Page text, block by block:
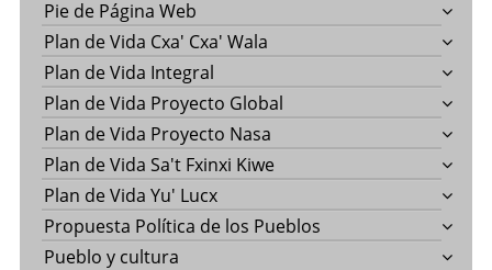
Pie de Página Web
Plan de Vida Cxa' Cxa' Wala
Plan de Vida Integral
Plan de Vida Proyecto Global
Plan de Vida Proyecto Nasa
Plan de Vida Sa't Fxinxi Kiwe
Plan de Vida Yu' Lucx
Propuesta Política de los Pueblos
Pueblo y cultura